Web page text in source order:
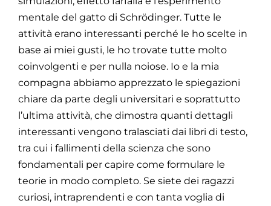
mentale del gatto di Schrödinger. Tutte le
attività erano interessanti perché le ho scelte in
base ai miei gusti, le ho trovate tutte molto
coinvolgenti e per nulla noiose. Io e la mia
compagna abbiamo apprezzato le spiegazioni
chiare da parte degli universitari e soprattutto
l’ultima attività, che dimostra quanti dettagli
interessanti vengono tralasciati dai libri di testo,
tra cui i fallimenti della scienza che sono
fondamentali per capire come formulare le
teorie in modo completo. Se siete dei ragazzi
curiosi, intraprendenti e con tanta voglia di